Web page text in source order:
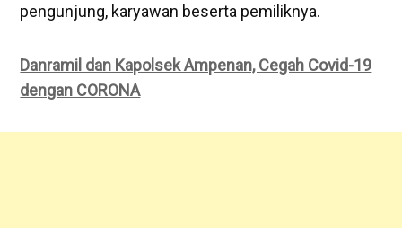
pengunjung, karyawan beserta pemiliknya.
Danramil dan Kapolsek Ampenan, Cegah Covid-19
dengan CORONA